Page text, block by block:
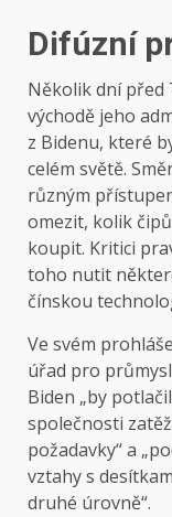
Difúzní
Několik dní před
východě jeho
z Bidenu, které
celém světě.
různým
omezit, kolik
koupit. Kritici
toho nutit
čínskou
Ve svém
úřad pro
Biden „by
společnosti
požadavky“ a
vztahy s
druhé úrovně“.